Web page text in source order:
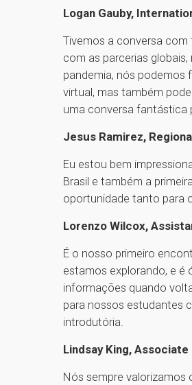
Logan Gauby,
Tivemos a conversa
com as parcerias
pandemia, nós podemos
virtual, mas também
uma conversa fantástica
Jesus Ramirez,
Eu estou bem
Brasil e também a
oportunidade tanto para
Lorenzo Wilcox,
É o nosso primeiro
estamos explorando, e é
informações quando
para nossos estudantes
introdutória.
Lindsay King,
Nós sempre valorizamos